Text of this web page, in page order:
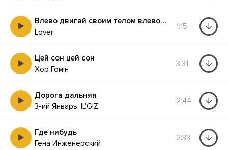
Влево двигай своим телом влево вправо
Lover
1:15
Цей сон цей сон
Хор Гомін
3:31
Дорога дальняя
3-ий Январь, IL'GIZ
2:44
Где нибудь
Гена Инженерский
2:33